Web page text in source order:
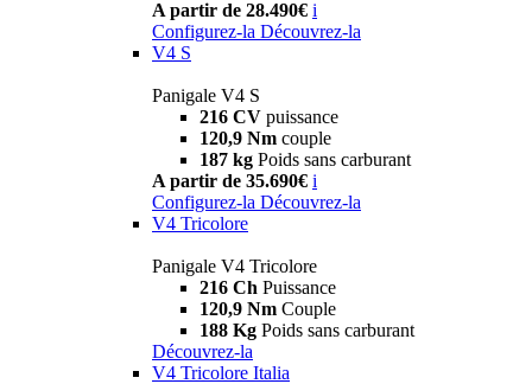
A partir de 28.490€ i
Configurez-la Découvrez-la
V4 S
Panigale V4 S
216 CV puissance
120,9 Nm couple
187 kg Poids sans carburant
A partir de 35.690€ i
Configurez-la Découvrez-la
V4 Tricolore
Panigale V4 Tricolore
216 Ch Puissance
120,9 Nm Couple
188 Kg Poids sans carburant
Découvrez-la
V4 Tricolore Italia